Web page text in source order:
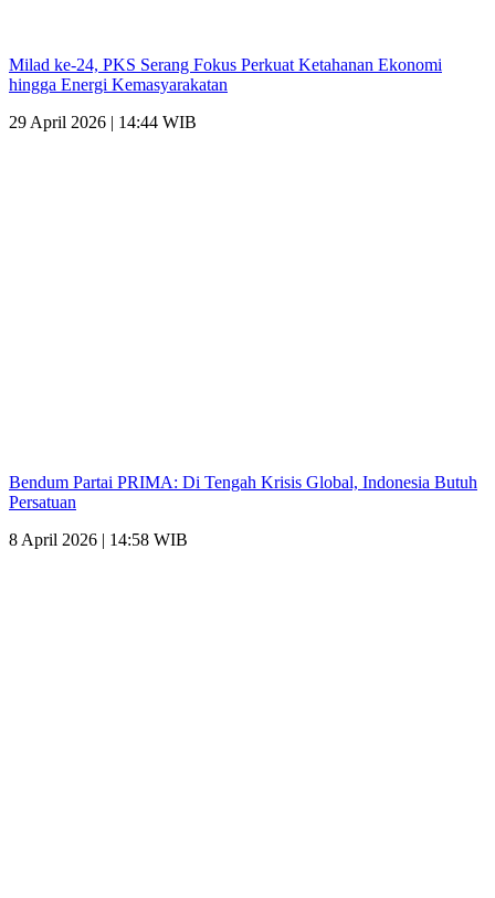
Milad ke-24, PKS Serang Fokus Perkuat Ketahanan Ekonomi
hingga Energi Kemasyarakatan
29 April 2026 | 14:44 WIB
Bendum Partai PRIMA: Di Tengah Krisis Global, Indonesia Butuh
Persatuan
8 April 2026 | 14:58 WIB